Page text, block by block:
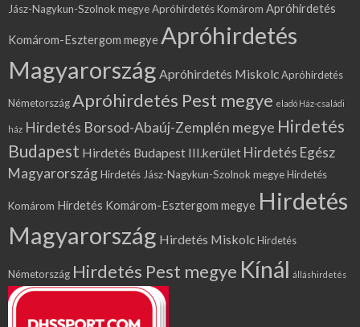
Jász-Nagykun-Szolnok megyeApróhirdetés Komárom Apróhirdetés
Komárom-Esztergom megye Apróhirdetés
Magyarország Apróhirdetés MiskolcApróhirdetés
NémetországApróhirdetés Pest megye eladó Ház-családi
ház Hirdetés Borsod-Abaúj-Zemplén megye Hirdetés
Budapest Hirdetés Budapest III.kerület Hirdetés Egész
MagyarországHirdetés Jász-Nagykun-Szolnok megyeHirdetés
Komárom Hirdetés Komárom-Esztergom megye Hirdetés
Magyarország Hirdetés MiskolcHirdetés
Németország Hirdetés Pest megye Kínál álláshirdetés